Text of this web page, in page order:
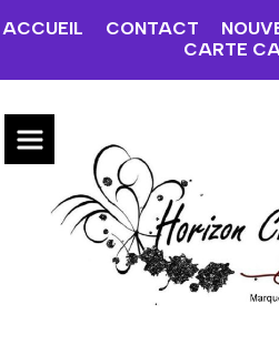
ACCUEIL CONTACT
CARTE